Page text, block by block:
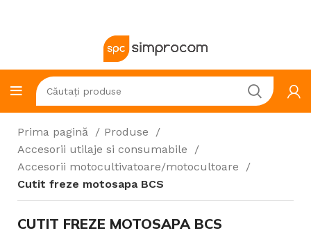
Prima pagină
Produse
Accesorii utilaje si consumabile
Accesorii motocultivatoare/motocultoare
Cutit freze motosapa BCS
CUTIT FREZE MOTOSAPA BCS